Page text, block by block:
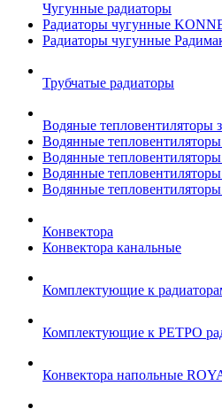
Чугунные радиаторы
Радиаторы чугунные
Радиаторы чугунные
Трубчатые радиаторы
Водяные тепловентиляторы
Водянные
Водянные тепловентиляторы
Водянные
Водянные
Конвектора
Конвектора канальные
Комплектующие к
Комплектующие к РЕТРО
Конвектора напольные